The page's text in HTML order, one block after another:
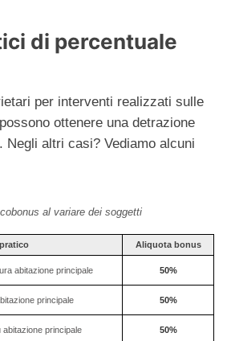
di percentuale
per interventi realizzati sulle
ottenere una detrazione
Negli altri casi? Vediamo alcuni
al variare dei soggetti
Aliquota bonus
abitazione principale 50%
principale 50%
principale 50%